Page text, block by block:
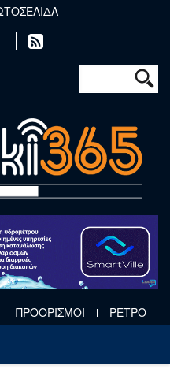
Φόρμα
Αναζήτηση
ΠΡΟΟΡΙΣΜΟΙ ΡΕΤΡΟ